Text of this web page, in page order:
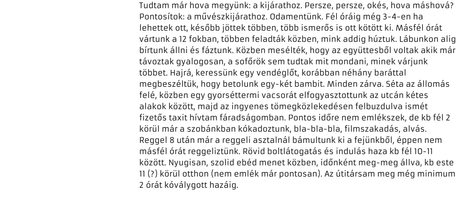
Tudtam már hova megyünk: a kijárathoz. Persze, persze, okés, hova máshová?
Pontosítok: a művészkijárathoz. Odamentünk. Fél óráig még 3-4-en ha
lehettek ott, később jöttek többen, több ismerős is ott kötött ki. Másfél órát
vártunk a 12 fokban, többen feladták közben, mink addig húztuk. Lábunkon alig
bírtunk állni és fáztunk. Közben mesélték, hogy az együttesből voltak akik már
távoztak gyalogosan, a sofőrök sem tudtak mit mondani, minek várjunk
többet. Hajrá, keressünk egy vendéglőt, korábban néhány baráttal
megbeszéltük, hogy betolunk egy-két bambit. Minden zárva. Séta az állomás
felé, közben egy gyorséttermi vacsorát elfogyasztottunk az utcán kétes
alakok között, majd az ingyenes tömegközlekedésen felbuzdulva ismét
fizetős taxit hívtam fáradságomban. Pontos időre nem emlékszek, de kb fél 2
körül már a szobánkban kókadoztunk, bla-bla-bla, filmszakadás, alvás.
Reggel 8 után már a reggeli asztalnál bámultunk ki a fejünkből, éppen nem
másfél órát reggeliztünk. Rövid boltlátogatás és indulás haza kb fél 10-11
között. Nyugisan, szolid ebéd menet közben, időnként meg-meg állva, kb este
11 (?) körül otthon (nem emlék már pontosan). Az útitársam meg még minimum
2 órát kóválygott hazáig.